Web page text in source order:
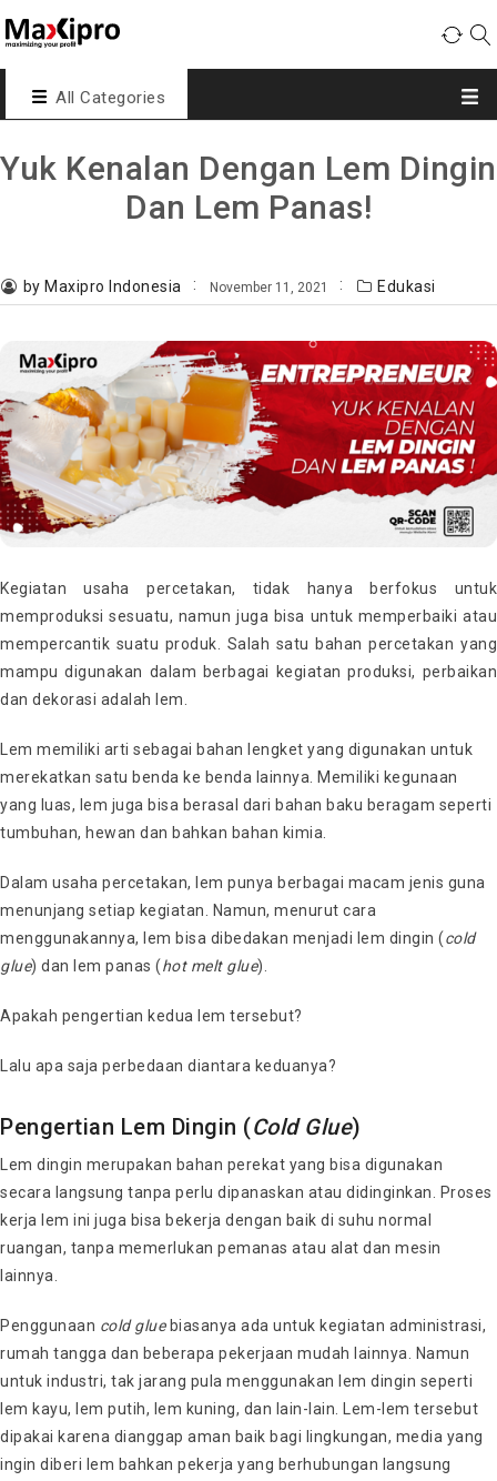
All Categories
Yuk Kenalan Dengan Lem Dingin
Dan Lem Panas!
by Maxipro Indonesia November 11, 2021 Edukasi
Kegiatan usaha percetakan, tidak hanya berfokus untuk
memproduksi sesuatu, namun juga bisa untuk memperbaiki atau
mempercantik suatu produk. Salah satu bahan percetakan yang
mampu digunakan dalam berbagai kegiatan produksi, perbaikan
dan dekorasi adalah lem.
Lem memiliki arti sebagai bahan lengket yang digunakan untuk
merekatkan satu benda ke benda lainnya. Memiliki kegunaan
yang luas, lem juga bisa berasal dari bahan baku beragam seperti
tumbuhan, hewan dan bahkan bahan kimia.
Dalam usaha percetakan, lem punya berbagai macam jenis guna
menunjang setiap kegiatan. Namun, menurut cara
menggunakannya, lem bisa dibedakan menjadi lem dingin (cold
glue) dan lem panas (hot melt glue).
Apakah pengertian kedua lem tersebut?
Lalu apa saja perbedaan diantara keduanya?
Pengertian Lem Dingin (Cold Glue)
Lem dingin merupakan bahan perekat yang bisa digunakan
secara langsung tanpa perlu dipanaskan atau didinginkan. Proses
kerja lem ini juga bisa bekerja dengan baik di suhu normal
ruangan, tanpa memerlukan pemanas atau alat dan mesin
lainnya.
Penggunaan cold gluebiasanya ada untuk kegiatan administrasi,
rumah tangga dan beberapa pekerjaan mudah lainnya. Namun
untuk industri, tak jarang pula menggunakan lem dingin seperti
lem kayu, lem putih, lem kuning, dan lain-lain. Lem-lem tersebut
dipakai karena dianggap aman baik bagi lingkungan, media yang
ingin diberi lem bahkan pekerja yang berhubungan langsung